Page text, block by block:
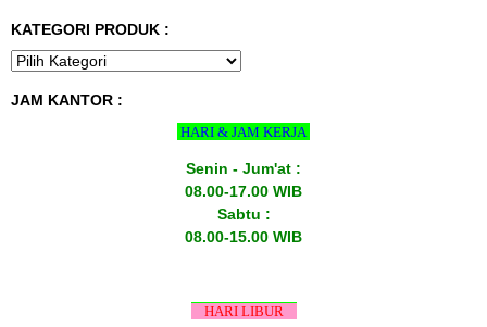
KATEGORI PRODUK :
JAM KANTOR :
HARI & JAM KERJA
Senin - Jum'at :
08.00-17.00 WIB
Sabtu :
08.00-15.00 WIB
HARI LIBUR